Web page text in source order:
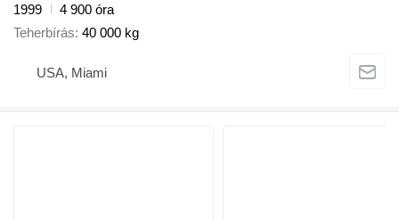
1999
4 900 óra
Teherbírás 40 000 kg
USA, Miami